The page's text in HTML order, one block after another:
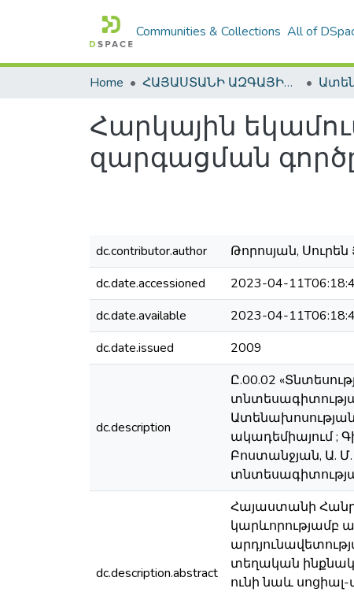
Communities & Collections All of
Home ՀԱՅԱՍՏԱՆԻ ԱԶԳԱՅԻՆ ԳՐԱԴԱՐԱՆԻ ԹՎԱՅԻՆ ՊԱՀՈՑ / DIGITAL REPOSITORY OF NLA
Հարկային
զարգացման
dc.contributor.author
Թորոսյան, Սուրեն
dc.date.accessioned
2023-04-
dc.date.available
2023-04-
dc.date.issued
2009
dc.description
Ը.00.02
ակադեմիայում ;
Բոստանջյան, Ա.
dc.description.abstract
Հայաստանի
կարևորությամբ
տեղական
ունի նաև սոցիալ-